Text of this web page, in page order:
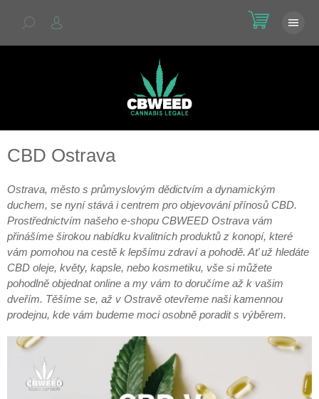
CBD Ostrava
Ostrava, město s průmyslovým dědictvím a dynamickým
duchem, se nyní stává i centrem pro objevování přínosů CBD.
Prostřednictvím našeho e-shopu CBWEED Ostrava vám
přinášíme širokou nabídku kvalitních produktů z konopí, které
vám pomohou na cestě k lepšímu zdraví a pohodě. Ať už hledáte
CBD oleje, květy, kapsle, nebo kosmetiku, vše si můžete
pohodlně objednat online a my vám to doručíme až k vašim
dveřím. Těšíme se, až v Ostravě otevřeme naši kamennou
prodejnu, kde vám budeme moci osobně poradit s výběrem.